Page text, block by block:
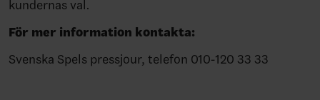
kundernas val.
För mer information kontakta:
Svenska Spels pressjour, telefon 010-120 33 33